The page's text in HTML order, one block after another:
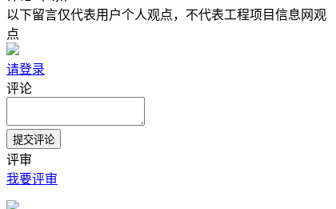
以下留言仅代表用户个人观点，不代表工程项目信息网观
点
请登录
评论
评审
我要评审